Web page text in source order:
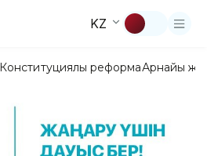
KZ
Конституциялық реформаАрнайы